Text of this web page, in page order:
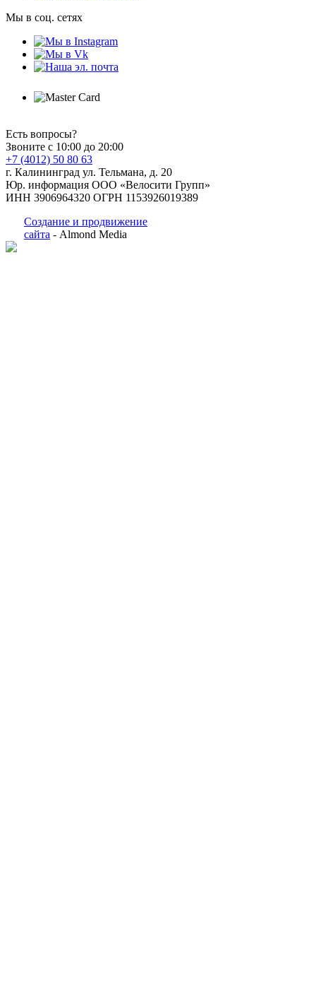
Мы в соц. сетях
Есть вопросы?
Звоните с 10:00 до 20:00
+7 (4012) 50 80 63
г. Калининград ул. Тельмана, д. 20
Юр. информация ООО «Велосити Групп»
ИНН 3906964320 ОГРН 1153926019389
Создание и продвижение
сайта - Almond Media